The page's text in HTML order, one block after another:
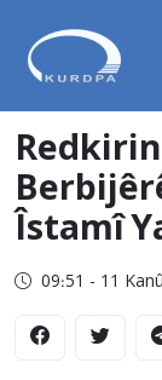
Îstamî
09:51 - 11